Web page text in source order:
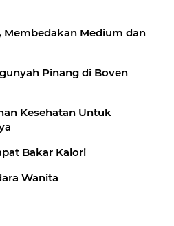
Membedakan Medium dan
Pinang di Boven
Kesehatan Untuk
Bakar Kalori
Wanita